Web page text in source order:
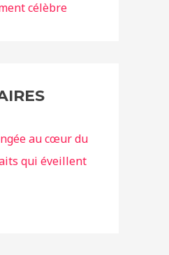
célèbre
au cœur du
qui éveillent